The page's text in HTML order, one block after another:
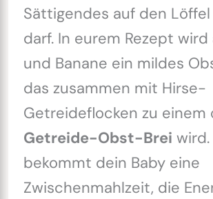
Sättigendes auf den
darf. In eurem Rezept
und Banane ein mildes
das zusammen mit Hirse-
Getreideflocken zu einem
Getreide-Obst-Brei wird.
bekommt dein Baby eine
Zwischenmahlzeit, die